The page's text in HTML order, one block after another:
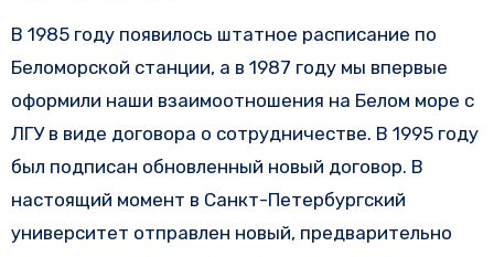
В 1985 году появилось штатное расписание по
Беломорской станции, а в 1987 году мы впервые
оформили наши взаимоотношения на Белом море с
ЛГУ в виде договора о сотрудничестве. В 1995 году
был подписан обновленный новый договор. В
настоящий момент в Санкт-Петербургский
университет отправлен новый, предварительно